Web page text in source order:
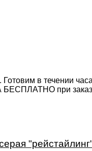
в течении
БЕСПЛАТНО при